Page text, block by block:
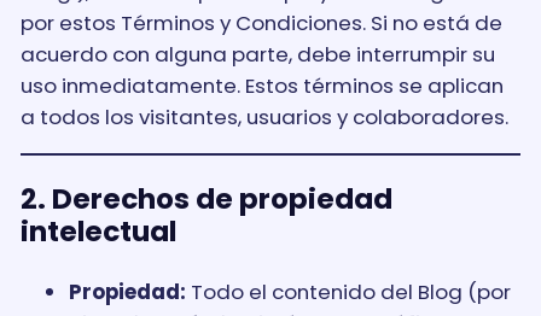
por estos Términos y Condiciones. Si no está de
acuerdo con alguna parte, debe interrumpir su
uso inmediatamente. Estos términos se aplican
a todos los visitantes, usuarios y colaboradores.
2. Derechos de propiedad
intelectual
Propiedad: Todo el contenido del Blog (por